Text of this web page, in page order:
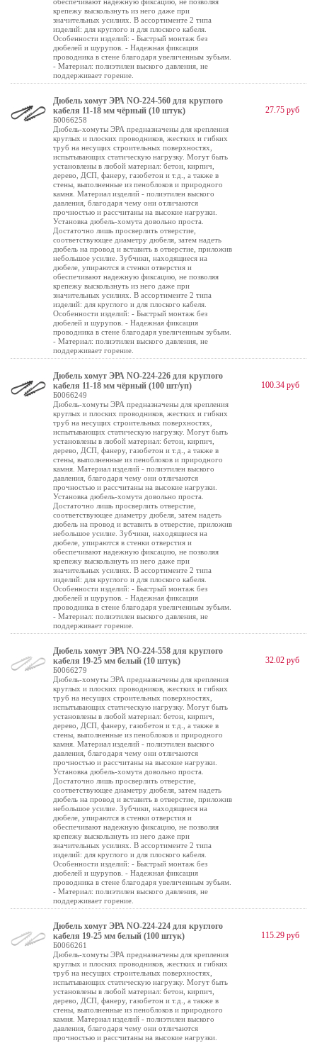
крепежу выскользнуть из него даже при
значительных усилиях. В ассортименте 2 типа
изделий: для круглого и для плоского кабеля.
Особенности изделий: - Быстрый монтаж без
дюбелей и шурупов. - Надежная фиксация
проводника в стене благодаря увеличенным зубьям.
- Материал: полиэтилен выского давления, не
поддерживает горение.
Дюбель хомут ЭРА NO-224-560 для круглого
кабеля 11-18 мм чёрный (10 штук)
Б0066258
Дюбель-хомуты ЭРА предназначены для крепления
круглых и плоских проводников, жестких и гибких
труб на несущих строительных поверхностях,
испытывающих статическую нагрузку. Могут быть
установлены в любой материал: бетон, кирпич,
дерево, ДСП, фанеру, газобетон и т.д., а также в
стены, выполненные из пеноблоков и природного
камня. Материал изделий - полиэтилен выского
давления, благодаря чему они отличаются
прочностью и рассчитаны на высокие нагрузки.
Установка дюбель-хомута довольно проста.
Достаточно лишь просверлить отверстие,
соответствующее диаметру дюбеля, затем надеть
дюбель на провод и вставить в отверстие, приложив
небольшое усилие. Зубчики, находящиеся на
дюбеле, упираются в стенки отверстия и
обеспечивают надежную фиксацию, не позволяя
крепежу выскользнуть из него даже при
значительных усилиях. В ассортименте 2 типа
изделий: для круглого и для плоского кабеля.
Особенности изделий: - Быстрый монтаж без
дюбелей и шурупов. - Надежная фиксация
проводника в стене благодаря увеличенным зубьям.
- Материал: полиэтилен выского давления, не
поддерживает горение.
27.75 руб
Дюбель хомут ЭРА NO-224-226 для круглого
кабеля 11-18 мм чёрный (100 шт/уп)
Б0066249
Дюбель-хомуты ЭРА предназначены для крепления
круглых и плоских проводников, жестких и гибких
труб на несущих строительных поверхностях,
испытывающих статическую нагрузку. Могут быть
установлены в любой материал: бетон, кирпич,
дерево, ДСП, фанеру, газобетон и т.д., а также в
стены, выполненные из пеноблоков и природного
камня. Материал изделий - полиэтилен выского
давления, благодаря чему они отличаются
прочностью и рассчитаны на высокие нагрузки.
Установка дюбель-хомута довольно проста.
Достаточно лишь просверлить отверстие,
соответствующее диаметру дюбеля, затем надеть
дюбель на провод и вставить в отверстие, приложив
небольшое усилие. Зубчики, находящиеся на
дюбеле, упираются в стенки отверстия и
обеспечивают надежную фиксацию, не позволяя
крепежу выскользнуть из него даже при
значительных усилиях. В ассортименте 2 типа
изделий: для круглого и для плоского кабеля.
Особенности изделий: - Быстрый монтаж без
дюбелей и шурупов. - Надежная фиксация
проводника в стене благодаря увеличенным зубьям.
- Материал: полиэтилен выского давления, не
поддерживает горение.
100.34 руб
Дюбель хомут ЭРА NO-224-558 для круглого
кабеля 19-25 мм белый (10 штук)
Б0066279
Дюбель-хомуты ЭРА предназначены для крепления
круглых и плоских проводников, жестких и гибких
труб на несущих строительных поверхностях,
испытывающих статическую нагрузку. Могут быть
установлены в любой материал: бетон, кирпич,
дерево, ДСП, фанеру, газобетон и т.д., а также в
стены, выполненные из пеноблоков и природного
камня. Материал изделий - полиэтилен выского
давления, благодаря чему они отличаются
прочностью и рассчитаны на высокие нагрузки.
Установка дюбель-хомута довольно проста.
Достаточно лишь просверлить отверстие,
соответствующее диаметру дюбеля, затем надеть
дюбель на провод и вставить в отверстие, приложив
небольшое усилие. Зубчики, находящиеся на
дюбеле, упираются в стенки отверстия и
обеспечивают надежную фиксацию, не позволяя
крепежу выскользнуть из него даже при
значительных усилиях. В ассортименте 2 типа
изделий: для круглого и для плоского кабеля.
Особенности изделий: - Быстрый монтаж без
дюбелей и шурупов. - Надежная фиксация
проводника в стене благодаря увеличенным зубьям.
- Материал: полиэтилен выского давления, не
поддерживает горение.
32.02 руб
Дюбель хомут ЭРА NO-224-224 для круглого
кабеля 19-25 мм белый (100 штук)
Б0066261
Дюбель-хомуты ЭРА предназначены для крепления
круглых и плоских проводников, жестких и гибких
труб на несущих строительных поверхностях,
испытывающих статическую нагрузку. Могут быть
установлены в любой материал: бетон, кирпич,
дерево, ДСП, фанеру, газобетон и т.д., а также в
стены, выполненные из пеноблоков и природного
камня. Материал изделий - полиэтилен выского
давления, благодаря чему они отличаются
прочностью и рассчитаны на высокие нагрузки.
115.29 руб